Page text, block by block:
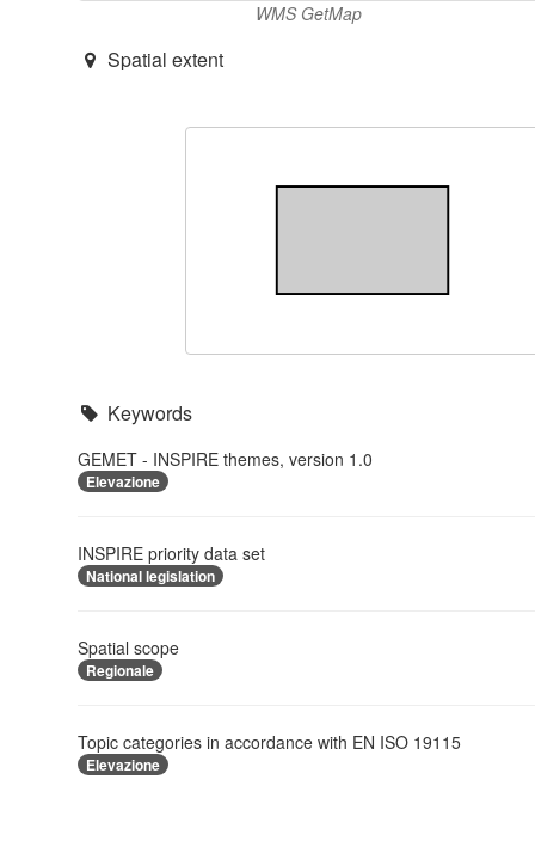
WMS GetMap
Spatial extent
Keywords
GEMET - INSPIRE themes, version 1.0
Elevazione
INSPIRE priority data set
National legislation
Spatial scope
Regionale
Topic categories in accordance with EN ISO 19115
Elevazione